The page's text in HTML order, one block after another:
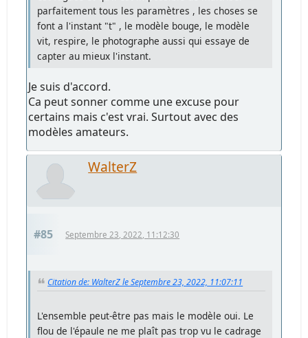
parfaitement tous les paramètres , les choses se
font a l'instant "t" , le modèle bouge, le modèle
vit, respire, le photographe aussi qui essaye de
capter au mieux l'instant.
Je suis d'accord.
Ca peut sonner comme une excuse pour
certains mais c'est vrai. Surtout avec des
modèles amateurs.
WalterZ
#85 Septembre 23, 2022, 11:12:30
Citation de: WalterZ le Septembre 23, 2022, 11:07:11
L'ensemble peut-être pas mais le modèle oui. Le
flou de l'épaule ne me plaît pas trop vu le cadrage